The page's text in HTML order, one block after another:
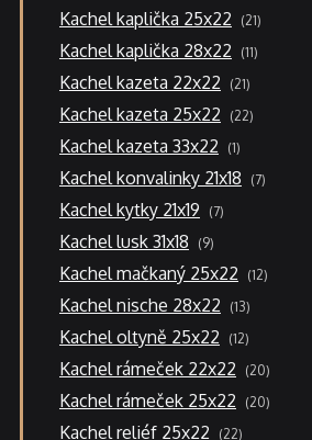
Kachel kaplička 25x22 2121
produktů
Kachel kaplička 28x22 1111
produktů
Kachel kazeta 22x22 2121
produktů
Kachel kazeta 25x22 2222
produktů
Kachel kazeta 33x22 11
produkt
Kachel konvalinky 21x18 77
produktů
Kachel kytky 21x19 77
produktů
Kachel lusk 31x18 99
produktů
Kachel mačkaný 25x22 1212
produktů
Kachel nische 28x22 1313
produktů
Kachel oltyně 25x22 1212
produktů
Kachel rámeček 22x22 2020
produktů
Kachel rámeček 25x22 2020
produktů
Kachel reliéf 25x22 2222